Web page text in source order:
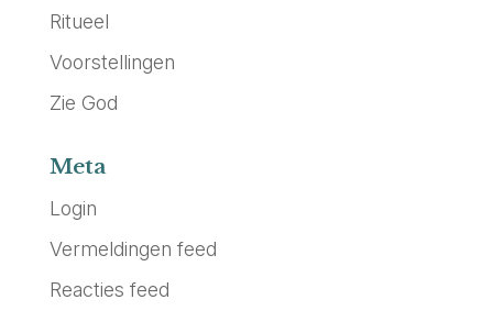
Ritueel
Voorstellingen
Zie God
Meta
Login
Vermeldingen feed
Reacties feed